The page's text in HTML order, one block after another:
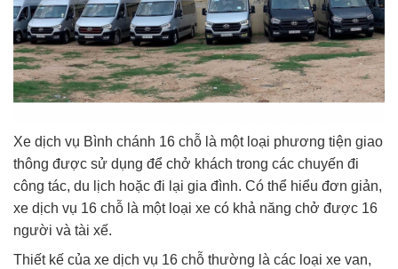
Xe dịch vụ Bình chánh 16 chỗ là một loại phương tiện giao
thông được sử dụng để chở khách trong các chuyến đi
công tác, du lịch hoặc đi lại gia đình. Có thể hiểu đơn giản,
xe dịch vụ 16 chỗ là một loại xe có khả năng chở được 16
người và tài xế.
Thiết kế của xe dịch vụ 16 chỗ thường là các loại xe van,